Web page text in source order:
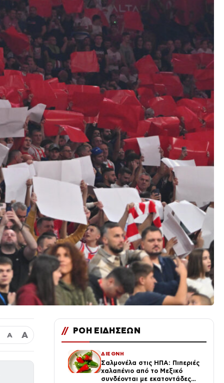
Α Α // ΡΟΗ ΕΙΔΗΣΕΩΝ
ΔΙΕΘΝΗ
Σαλμονέλα στις ΗΠΑ: Πιπεριές
χαλαπένιο από το Μεξικό
συνδέονται με εκατοντάδες